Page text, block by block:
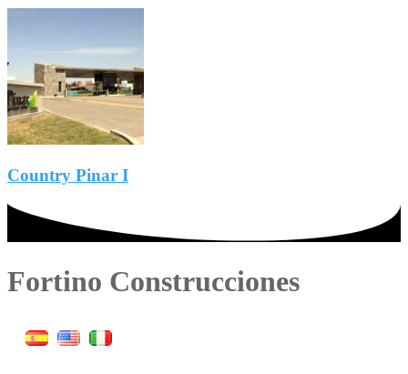
Country Pinar I
Fortino Construcciones